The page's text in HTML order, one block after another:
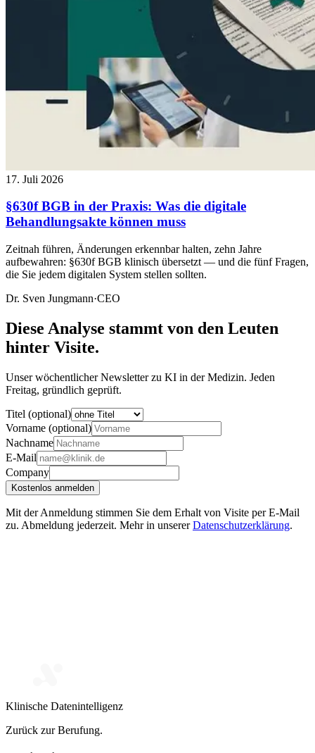
17. Juli 2026
§630f BGB in der Praxis: Was die digitale
Behandlungsakte können muss
Zeitnah führen, Änderungen erkennbar halten, zehn Jahre
aufbewahren: §630f BGB klinisch übersetzt — und die fünf Fragen,
die Sie jedem digitalen System stellen sollten.
Dr. Sven Jungmann·CEO
Diese Analyse stammt von den Leuten
hinter Visite.
Unser wöchentlicher Newsletter zu KI in der Medizin. Jeden
Freitag, gründlich geprüft.
Titel (optional)
Vorname (optional)
Nachname
E-Mail
Company
Kostenlos anmelden
Mit der Anmeldung stimmen Sie dem Erhalt von Visite per E-Mail
zu. Abmeldung jederzeit. Mehr in unserer Datenschutzerklärung.
Klinische Datenintelligenz
Zurück zur Berufung.